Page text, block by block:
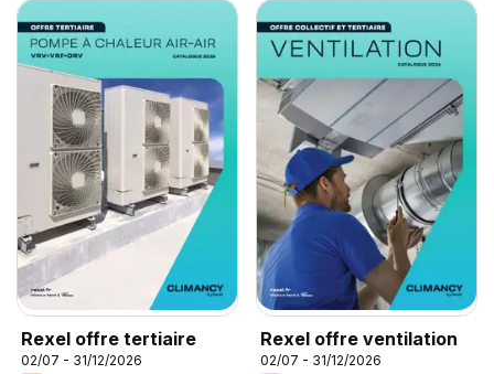
Rexel offre tertiaire
02/07 - 31/12/2026
Rexel offre ventilation
02/07 - 31/12/2026